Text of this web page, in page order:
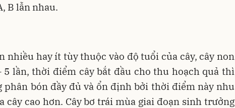
B lẫn nhau.
nhiều hay ít tùy thuộc vào độ tuổi của cây, cây non
lần, thời điểm cây bắt đầu cho thu hoạch quả thì
phân bón đầy đủ và ổn định bởi thời điểm này nhu
cây cao hơn. Cây bơ trái mùa giai đoạn sinh trưởng